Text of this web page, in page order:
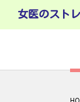
女医のスト